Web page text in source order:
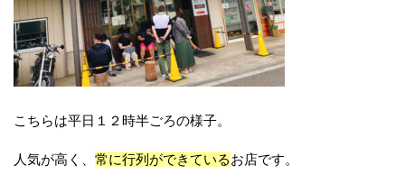
こちらは平日１２時半ごろの様子。
人気が高く、 常に行列ができているお店です。